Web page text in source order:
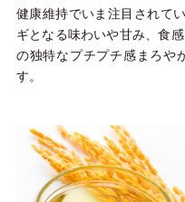
健康維持でいま注目されて
ギとなる味わいや甘み、食
の独特なプチプチ感まろや
す。